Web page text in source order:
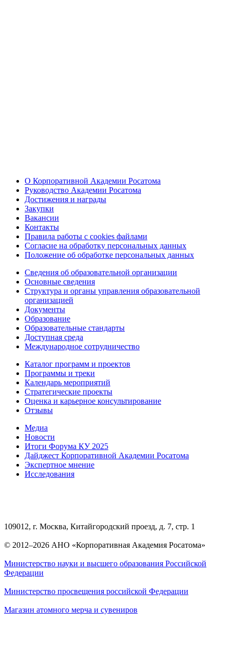
О Корпоративной Академии Росатома
Руководство Академии Росатома
Достижения и награды
Закупки
Вакансии
Контакты
Правила работы с cookies файлами
Согласие на обработку персональных данных
Положение об обработке персональных данных
Сведения об образовательной организации
Основные сведения
Структура и органы управления образовательной
организацией
Документы
Образование
Образовательные стандарты
Доступная среда
Международное сотрудничество
Каталог программ и проектов
Программы и треки
Календарь мероприятий
Стратегические проекты
Оценка и карьерное консультирование
Отзывы
Медиа
Новости
Итоги Форума КУ 2025
Дайджест Корпоративной Академии Росатома
Экспертное мнение
Исследования
109012, г. Москва, Китайгородский проезд, д. 7, стр. 1
© 2012–2026 АНО «Корпоративная Академия Росатома»
Министерство науки и высшего образования Российской
Федерации
Министерство просвещения российской Федерации
Магазин атомного мерча и сувениров